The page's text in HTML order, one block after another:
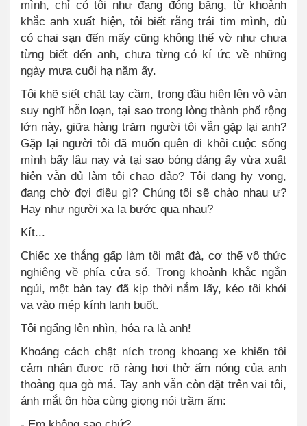
mình, chỉ có tôi như đang đóng băng, từ khoảnh
khắc anh xuất hiện, tôi biết rằng trái tim mình, dù
có chai sạn đến mấy cũng không thể vờ như chưa
từng biết đến anh, chưa từng có kí ức về những
ngày mưa cuối hạ năm ấy.
Tôi khẽ siết chặt tay cầm, trong đầu hiện lên vô vàn
suy nghĩ hỗn loạn, tại sao trong lòng thành phố rộng
lớn này, giữa hàng trăm người tôi vẫn gặp lại anh?
Gặp lại người tôi đã muốn quên đi khỏi cuộc sống
mình bấy lâu nay và tại sao bóng dáng ấy vừa xuất
hiện vẫn đủ làm tôi chao đảo? Tôi đang hy vọng,
đang chờ đợi điều gì? Chúng tôi sẽ chào nhau ư?
Hay như người xa lạ bước qua nhau?
Kít...
Chiếc xe thắng gấp làm tôi mất đà, cơ thể vô thức
nghiêng về phía cửa sổ. Trong khoảnh khắc ngắn
ngủi, một bàn tay đã kịp thời nắm lấy, kéo tôi khỏi
va vào mép kính lạnh buốt.
Tôi ngẩng lên nhìn, hóa ra là anh!
Khoảng cách chật ních trong khoang xe khiến tôi
cảm nhận được rõ ràng hơi thở ấm nóng của anh
thoảng qua gò má. Tay anh vẫn còn đặt trên vai tôi,
ánh mắt ôn hòa cùng giọng nói trầm ấm: